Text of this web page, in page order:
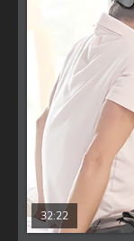
32:22